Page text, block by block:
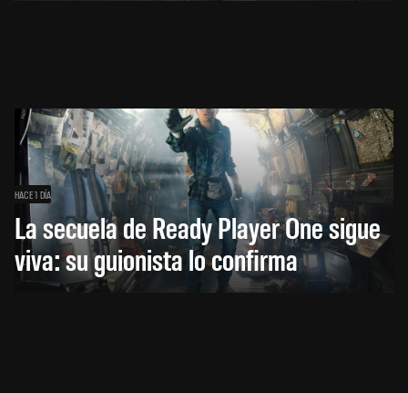
HACE 1 DÍA
La secuela de Ready Player One sigue
viva: su guionista lo confirma